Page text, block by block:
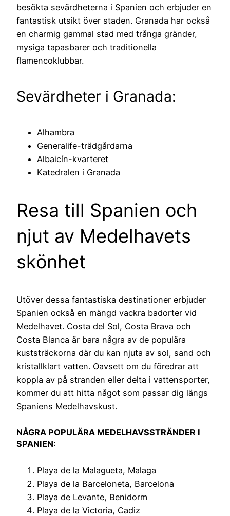
besökta sevärdheterna i Spanien och erbjuder en
fantastisk utsikt över staden. Granada har också
en charmig gammal stad med trånga gränder,
mysiga tapasbarer och traditionella
flamencoklubbar.
Sevärdheter i Granada:
Alhambra
Generalife-trädgårdarna
Albaicín-kvarteret
Katedralen i Granada
Resa till Spanien och
njut av Medelhavets
skönhet
Utöver dessa fantastiska destinationer erbjuder
Spanien också en mängd vackra badorter vid
Medelhavet. Costa del Sol, Costa Brava och
Costa Blanca är bara några av de populära
kuststräckorna där du kan njuta av sol, sand och
kristallklart vatten. Oavsett om du föredrar att
koppla av på stranden eller delta i vattensporter,
kommer du att hitta något som passar dig längs
Spaniens Medelhavskust.
NÅGRA POPULÄRA MEDELHAVSSTRÄNDER I
SPANIEN:
Playa de la Malagueta, Malaga
Playa de la Barceloneta, Barcelona
Playa de Levante, Benidorm
Playa de la Victoria, Cadiz